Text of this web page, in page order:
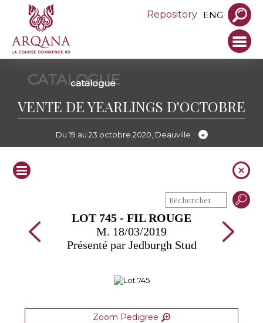
Repository ENG
CATALOGUE
catalogue
VENTE DE YEARLINGS D'OCTOBRE
Du 19 au 23 octobre 2020, Deauville
LOT 745 - FIL ROUGE
M. 18/03/2019
Présenté par Jedburgh Stud
Zoom Pedigree